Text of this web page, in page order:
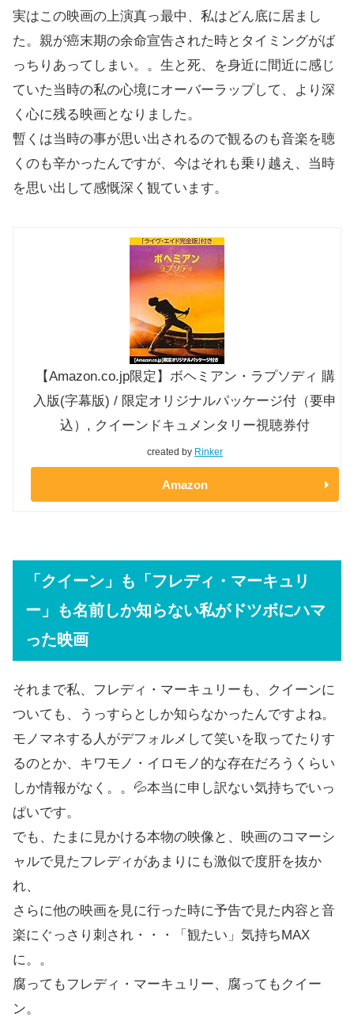
実はこの映画の上演真っ最中、私はどん底に居まし
た。親が癌末期の余命宣告された時とタイミングがば
っちりあってしまい。。生と死、を身近に間近に感じ
ていた当時の私の心境にオーバーラップして、より深
く心に残る映画となりました。
暫くは当時の事が思い出されるので観るのも音楽を聴
くのも辛かったんですが、今はそれも乗り越え、当時
を思い出して感慨深く観ています。
【Amazon.co.jp限定】ボヘミアン・ラプソディ 購
入版(字幕版) / 限定オリジナルパッケージ付（要申
込）, クイーンドキュメンタリー視聴券付
created by Rinker
Amazon
「クイーン」も「フレディ・マーキュリ
ー」も名前しか知らない私がドツボにハマ
った映画
それまで私、フレディ・マーキュリーも、クイーンに
ついても、うっすらとしか知らなかったんですよね。
モノマネする人がデフォルメして笑いを取ってたりす
るのとか、キワモノ・イロモノ的な存在だろうくらい
しか情報がなく。。💦本当に申し訳ない気持ちでいっ
ぱいです。
でも、たまに見かける本物の映像と、映画のコマーシ
ャルで見たフレディがあまりにも激似で度肝を抜か
れ、
さらに他の映画を見に行った時に予告で見た内容と音
楽にぐっさり刺され・・・「観たい」気持ちMAX
に。。
腐ってもフレディ・マーキュリー、腐ってもクイー
ン。